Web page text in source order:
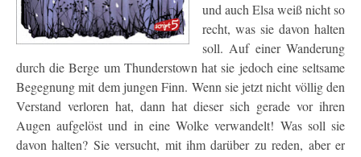
und auch Elsa weiß nicht so
recht, was sie davon halten
soll. Auf einer Wanderung
durch die Berge um Thunderstown hat sie jedoch eine seltsame
Begegnung mit dem jungen Finn. Wenn sie jetzt nicht völlig den
Verstand verloren hat, dann hat dieser sich gerade vor ihren
Augen aufgelöst und in eine Wolke verwandelt! Was soll sie
davon halten? Sie versucht, mit ihm darüber zu reden, aber er